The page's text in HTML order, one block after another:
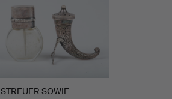
STREUER SOWIE